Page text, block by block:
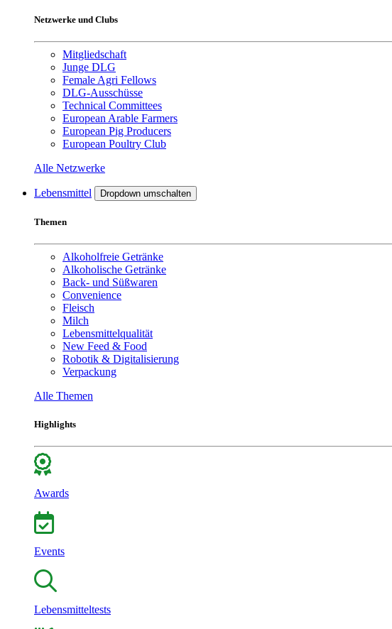
Netzwerke und Clubs
Mitgliedschaft
Junge DLG
Female Agri Fellows
DLG-Ausschüsse
Technical Committees
European Arable Farmers
European Pig Producers
European Poultry Club
Alle Netzwerke
Lebensmittel Dropdown umschalten
Themen
Alkoholfreie Getränke
Alkoholische Getränke
Back- und Süßwaren
Convenience
Fleisch
Milch
Lebensmittelqualität
New Feed & Food
Robotik & Digitalisierung
Verpackung
Alle Themen
Highlights
Awards
Events
Lebensmitteltests